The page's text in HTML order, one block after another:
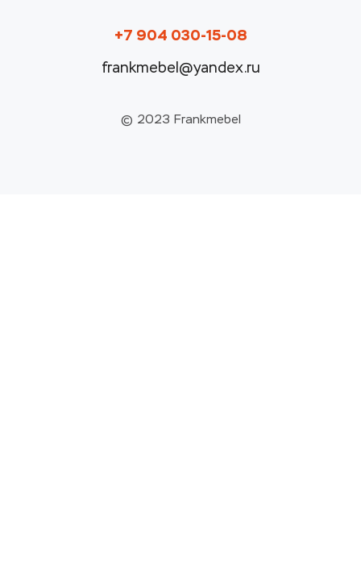
+7 904 030-15-08
frankmebel@yandex.ru
© 2023 Frankmebel